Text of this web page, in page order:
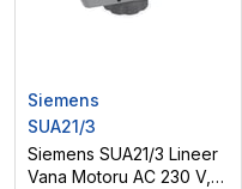
Siemens
SUA21/3
Siemens SUA21/3 Lineer
Vana Motoru AC 230 V,